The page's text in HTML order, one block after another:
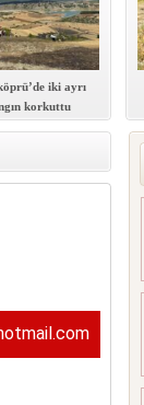
iki ayrı
korkuttu